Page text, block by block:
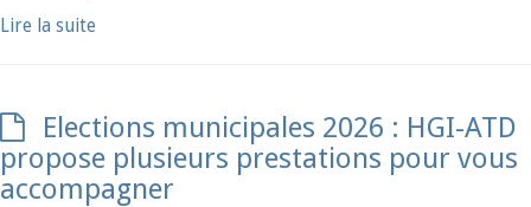
Lire la suite
Elections municipales 2026 : HGI-ATD
propose plusieurs prestations pour vous
accompagner